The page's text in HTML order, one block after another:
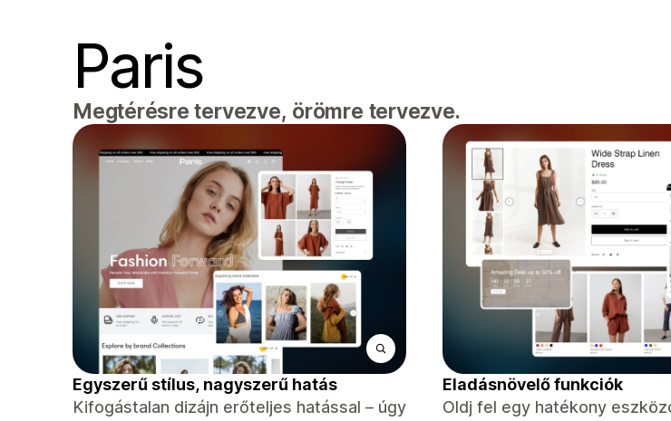
Paris
Megtérésre tervezve, örömre tervezve.
Egyszerű stílus, nagyszerű hatás
Kifogástalan dizájn erőteljes hatással – úgy
Eladásnövelő funkciók
Oldj fel egy hatékony